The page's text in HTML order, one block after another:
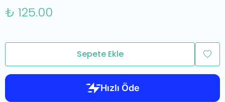
₺ 125.00
Sepete Ekle